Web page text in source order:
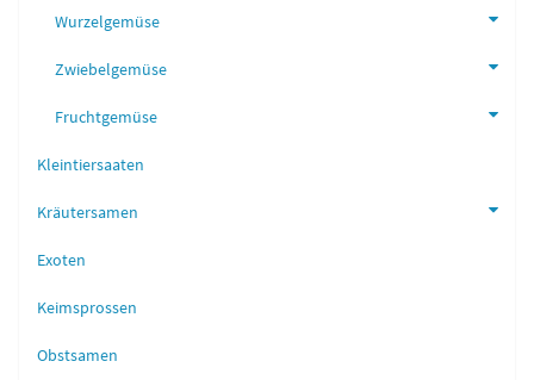
Wurzelgemüse
Zwiebelgemüse
Fruchtgemüse
Kleintiersaaten
Kräutersamen
Exoten
Keimsprossen
Obstsamen